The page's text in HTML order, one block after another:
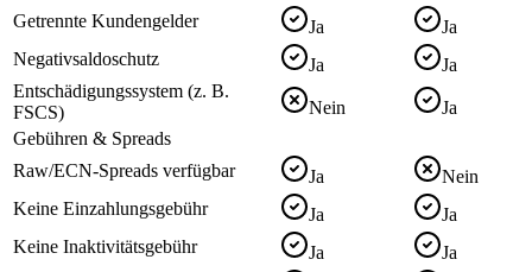
Getrennte Kundengelder
Ja
Ja
Negativsaldoschutz
Ja
Ja
Entschädigungssystem (z. B.
FSCS)
Nein
Ja
Gebühren & Spreads
Raw/ECN-Spreads verfügbar
Ja
Nein
Keine Einzahlungsgebühr
Ja
Ja
Keine Inaktivitätsgebühr
Ja
Ja